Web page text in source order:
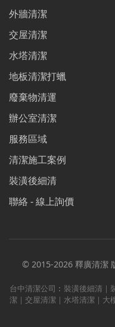
外牆清潔
交屋清潔
水塔清潔
地板清潔打蠟
廢棄物清運
辦公室清潔
服務區域
清潔施工案例
裝潢後細清
聯絡 - 線上詢價
© 2015-2026 釋廣清潔
台中清潔公司︰裝潢後細清｜
潔｜交屋清潔｜水塔清潔｜大